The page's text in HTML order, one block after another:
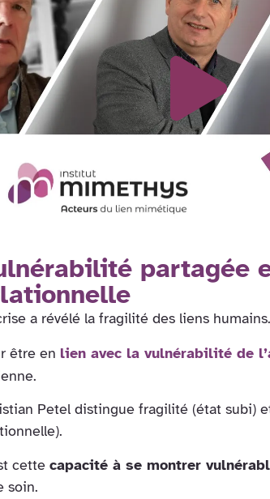
partagée
a révélé la fragilité des liens humains.
être en lien avec la vulnérabilité de
Petel distingue fragilité (état subi)
cette capacité à se montrer
soin.